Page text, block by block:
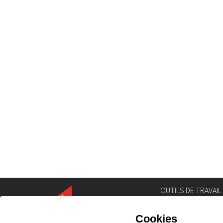
OUTILS DE TRAVAIL
Géoportail